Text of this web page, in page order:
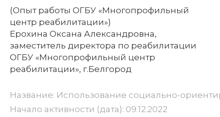
(Опыт работы ОГБУ «Многопрофильный
центр реабилитации»)
Ерохина Оксана Александровна,
заместитель директора по реабилитации
ОГБУ «Многопрофильный центр
реабилитации», г.Белгород
Название: Использование социально-
Начало активности (дата): 09.12.2022